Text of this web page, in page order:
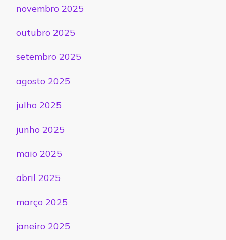
novembro 2025
outubro 2025
setembro 2025
agosto 2025
julho 2025
junho 2025
maio 2025
abril 2025
março 2025
janeiro 2025